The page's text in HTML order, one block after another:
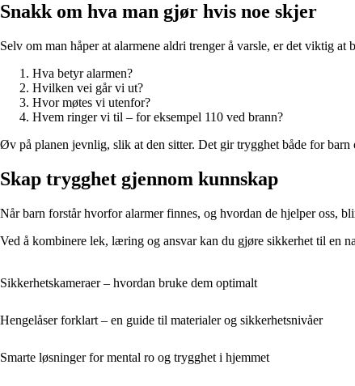
Snakk om hva man gjør hvis noe skjer
Selv om man håper at alarmene aldri trenger å varsle, er det viktig
Hva betyr alarmen?
Hvilken vei går vi ut?
Hvor møtes vi utenfor?
Hvem ringer vi til – for eksempel 110 ved brann?
Øv på planen jevnlig, slik at den sitter. Det gir trygghet både for barn
Skap trygghet gjennom kunnskap
Når barn forstår hvorfor alarmer finnes, og hvordan de hjelper oss,
Ved å kombinere lek, læring og ansvar kan du gjøre sikkerhet til en
Sikkerhetskameraer – hvordan bruke dem optimalt
Hengelåser forklart – en guide til materialer og sikkerhetsnivåer
Smarte løsninger for mental ro og trygghet i hjemmet